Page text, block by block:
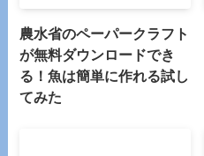
農水省のペーパークラフト
が無料ダウンロードでき
る！魚は簡単に作れる試し
てみた